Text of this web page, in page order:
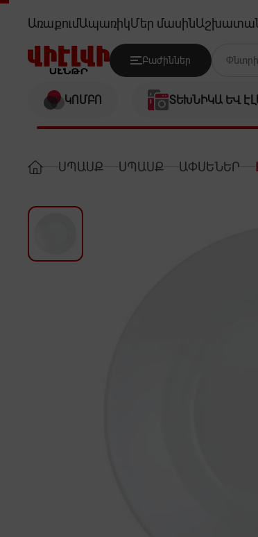
LUMINARC G0563
ԱռաքումԱպառիկՄեր մասին
Բաժիններ
ԿՈՄԲՈ ՏԵԽՆԻԿԱ ԵՎ
ՍՊԱՍՔ ՍՊԱՍՔ ԱՓՍԵՆԵՐ